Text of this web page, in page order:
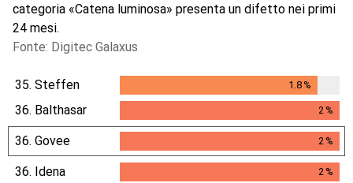
categoria «Catena luminosa» presenta un difetto nei primi
24 mesi.
Fonte: Digitec Galaxus
35. Steffen 1.8%
1.8%
36. Balthasar 2 %
2%
36. Govee 2 %
2%
36. Idena 2 %